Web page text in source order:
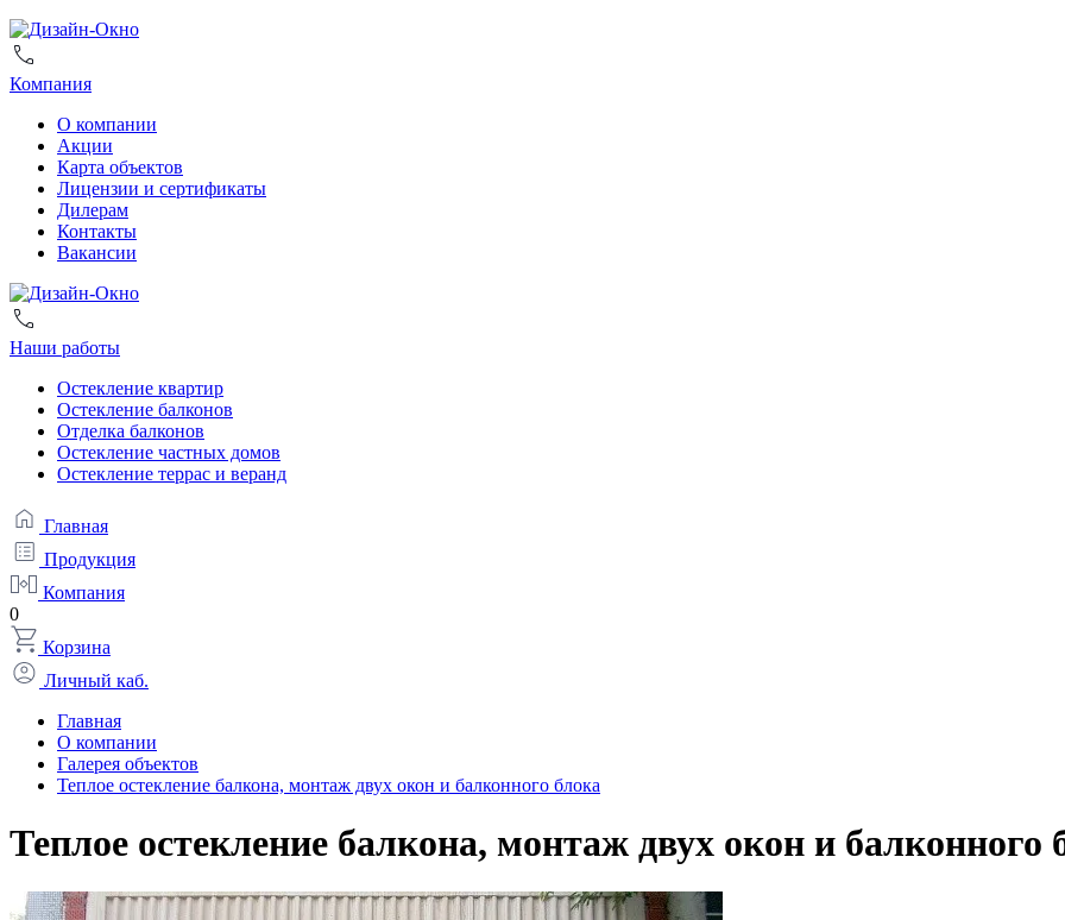
Компания
О компании
Акции
Карта объектов
Лицензии и сертификаты
Дилерам
Контакты
Вакансии
Наши работы
Остекление квартир
Остекление балконов
Отделка балконов
Остекление частных домов
Остекление террас и веранд
Главная
Продукция
Компания
0
Корзина
Личный каб.
Главная
О компании
Галерея объектов
Теплое остекление балкона, монтаж двух окон и балконного блока
Теплое остекление балкона, монтаж двух окон и балконного